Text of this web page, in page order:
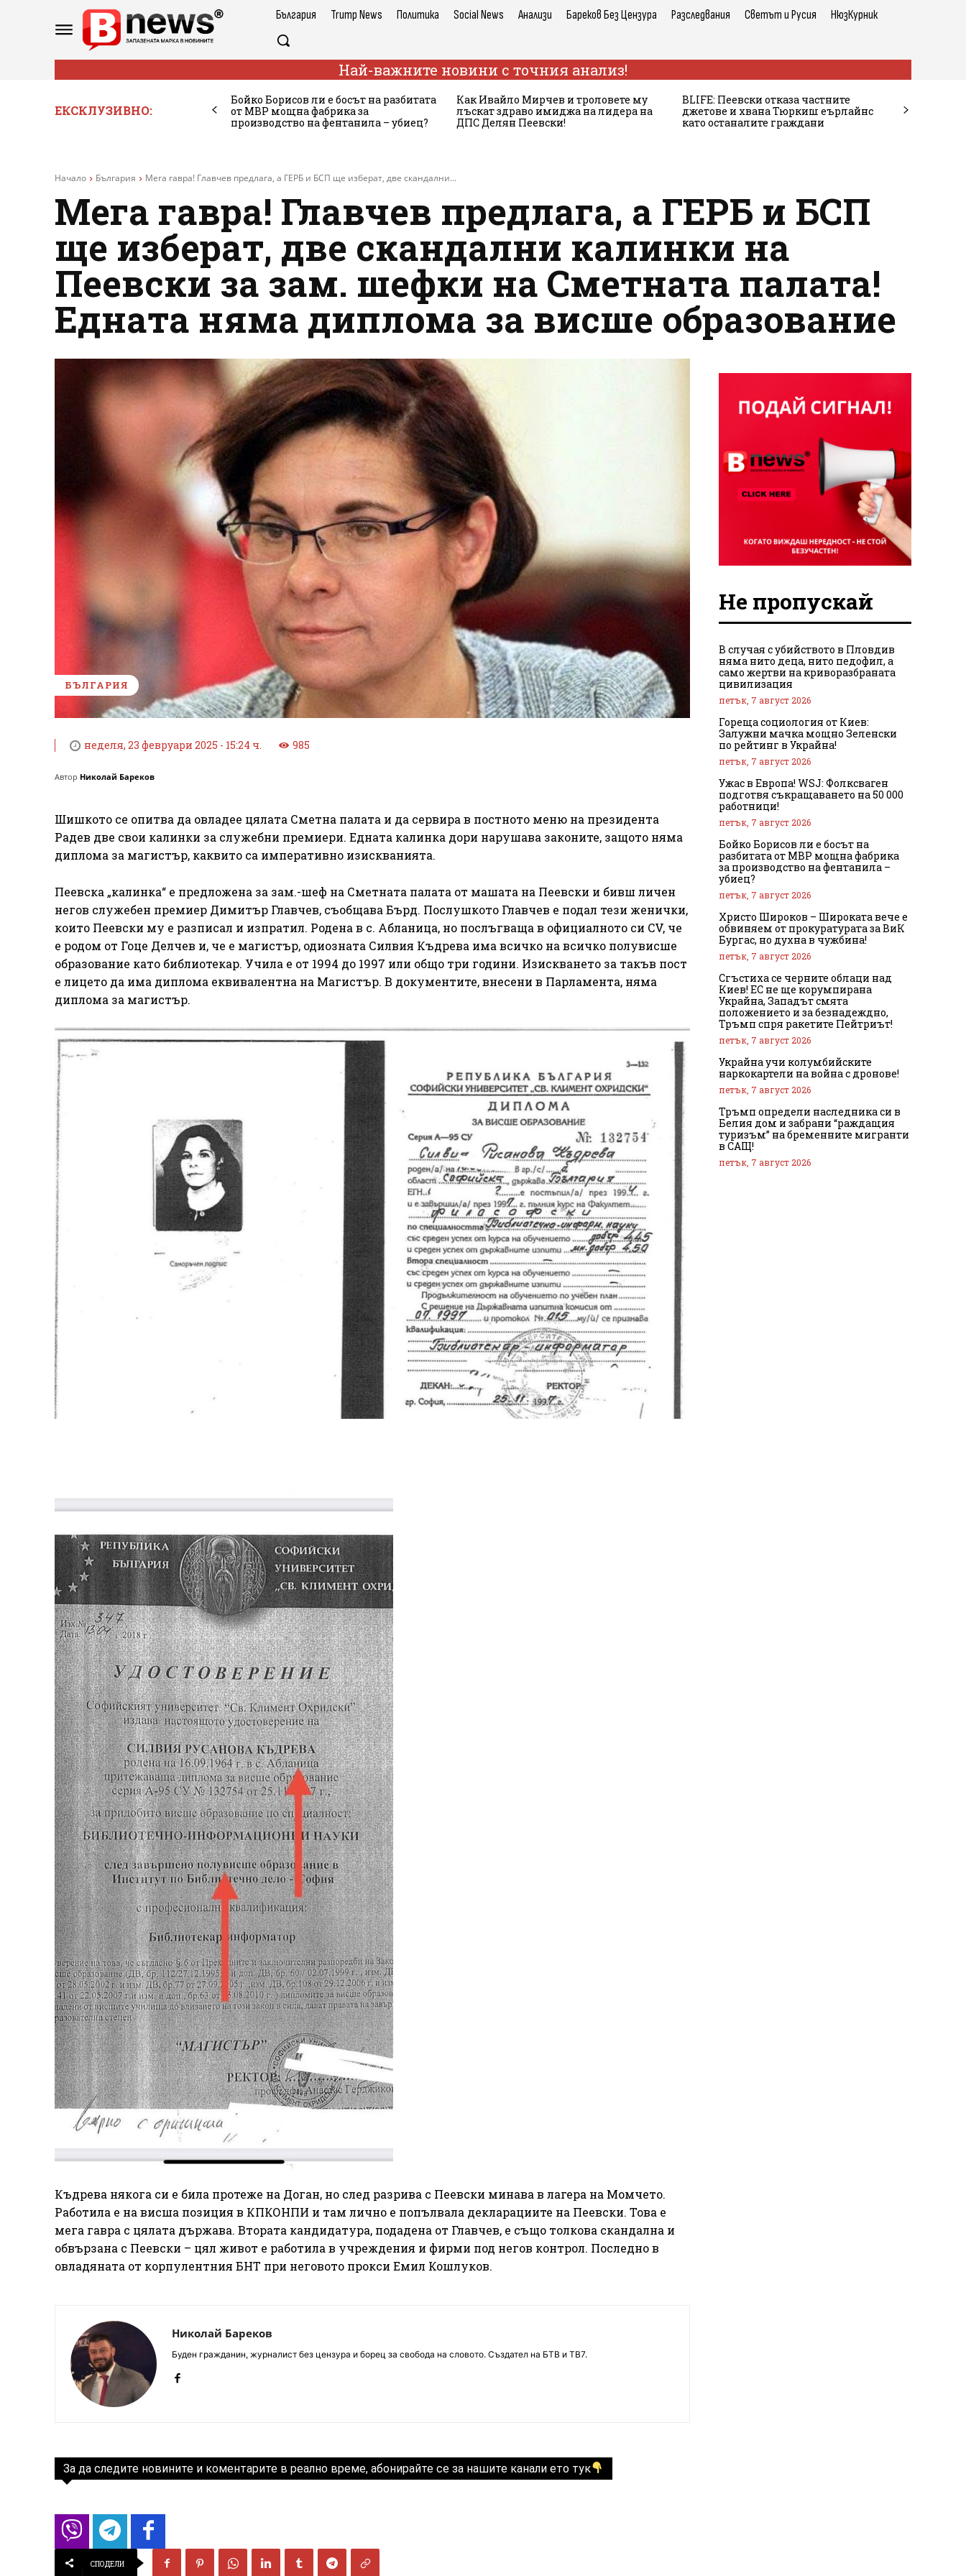
България Trump News Политика Social News Анализи Бареков Без Цензура Разследвания Светът и Русия НюзКурник
Най-важните новини с точния анализ!
ЕКСКЛУЗИВНО:
Бойко Борисов ли е босът на разбитата
от МВР мощна фабрика за
производство на фентанила – убиец?
Как Ивайло Мирчев и троловете му
лъскат здраво имиджа на лидера на
ДПС Делян Пеевски!
BLIFE: Пеевски отказа частните
джетове и хвана Тюркиш еърлайнс
като останалите граждани
Начало България Мега гавра! Главчев предлага, а ГЕРБ и БСП ще изберат, две скандални...
Мега гавра! Главчев предлага, а ГЕРБ и БСП
ще изберат, две скандални калинки на
Пеевски за зам. шефки на Сметната палата!
Едната няма диплома за висше образование
БЪЛГАРИЯ
неделя, 23 февруари 2025 - 15:24 ч. 985
Автор Николай Бареков
Шишкото се опитва да овладее цялата Сметна палата и да сервира в постното меню на президента
Радев две свои калинки за служебни премиери. Едната калинка дори нарушава законите, защото няма
диплома за магистър, каквито са императивно изискванията.
Пеевска „калинка“ е предложена за зам.-шеф на Сметната палата от машата на Пеевски и бивш личен
негов служебен премиер Димитър Главчев, съобщава Бърд. Послушкото Главчев е подал тези женички,
които Пеевски му е разписал и изпратил. Родена в с. Абланица, но послъгваща в официалното си CV, че
е родом от Гоце Делчев и, че е магистър, одиозната Силвия Къдрева има всичко на всичко полувисше
образование като библиотекар. Учила е от 1994 до 1997 или общо три години. Изискването за такъв пост
е лицето да има диплома еквивалентна на Магистър. В документите, внесени в Парламента, няма
диплома за магистър.
Къдрева някога си е била протеже на Доган, но след разрива с Пеевски минава в лагера на Момчето.
Работила е на висша позиция в КПКОНПИ и там лично е попълвала декларациите на Пеевски. Това е
мега гавра с цялата държава. Втората кандидатура, подадена от Главчев, е също толкова скандална и
обвързана с Пеевски – цял живот е работила в учреждения и фирми под негов контрол. Последно в
овладяната от корпулентния БНТ при неговото прокси Емил Кошлуков.
Николай Бареков
Буден гражданин, журналист без цензура и борец за свобода на словото. Създател на БТВ и ТВ7.
За да следите новините и коментарите в реално време, абонирайте се за нашите канали ето тук
СПОДЕЛИ
Не пропускай
В случая с убийството в Пловдив
няма нито деца, нито педофил, а
само жертви на криворазбраната
цивилизация
петък, 7 август 2026
Гореща социология от Киев:
Залужни мачка мощно Зеленски
по рейтинг в Украйна!
петък, 7 август 2026
Ужас в Европа! WSJ: Фолксваген
подготвя съкращаването на 50 000
работници!
петък, 7 август 2026
Бойко Борисов ли е босът на
разбитата от МВР мощна фабрика
за производство на фентанила –
убиец?
петък, 7 август 2026
Христо Широков – Широката вече е
обвиняем от прокуратурата за ВиК
Бургас, но духна в чужбина!
петък, 7 август 2026
Сгъстиха се черните облаци над
Киев! ЕС не ще корумпирана
Украйна, Западът смята
положението и за безнадеждно,
Тръмп спря ракетите Пейтриът!
петък, 7 август 2026
Украйна учи колумбийските
наркокартели на война с дронове!
петък, 7 август 2026
Тръмп определи наследника си в
Белия дом и забрани “раждащия
туризъм” на бременните мигранти
в САЩ!
петък, 7 август 2026